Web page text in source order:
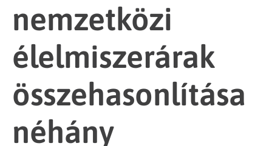
nemzetközi
élelmiszerárak
összehasonlítása
néhány